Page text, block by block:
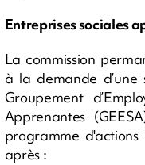
Entreprises sociales
La commission
à la demande
Groupement
Apprenantes
programme
après :